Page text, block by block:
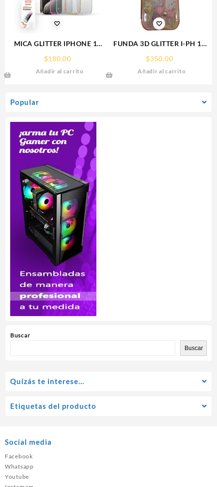
Popular
Buscar
Buscar
MICA GLITTER IPHONE 17
PRO MAX/IP 16PROMAX
GLITTER FRAME
RHINOGLASS
$180.00
Añadir al carrito
FUNDA 3D GLITTER I-PH 15
IPHONE PROTECTOR
FUNCASE
$350.00
Añadir al carrito
Quízás te interese…
Etiquetas del producto
Social media
Facebook
Whatsapp
Youtube